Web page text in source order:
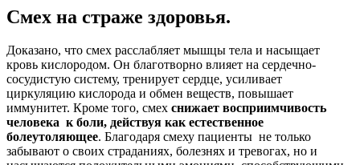
Смех на страже здоровья.
Доказано, что смех расслабляет мышцы тела и насыщает
кровь кислородом. Он благотворно влияет на сердечно-
сосудистую систему, тренирует сердце, усиливает
циркуляцию кислорода и обмен веществ, повышает
иммунитет. Кроме того, смех снижает восприимчивость
человека к боли, действуя как естественное
болеутоляющее. Благодаря смеху пациенты не только
забывают о своих страданиях, болезнях и тревогах, но и